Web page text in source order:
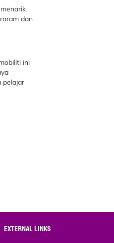
dan
ini
pelajar
EXTERNAL LINKS